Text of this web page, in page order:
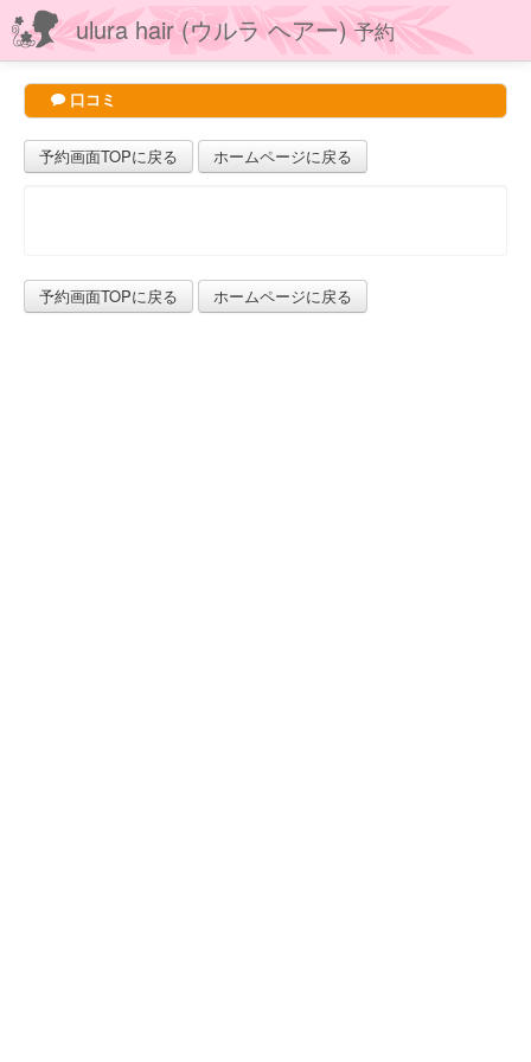
ulura hair (ウルラ ヘアー)予約
口コミ
予約画面TOPに戻る ホームページに戻る
予約画面TOPに戻る ホームページに戻る